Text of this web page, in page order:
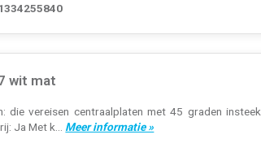
wit mat
vereisen centraalplaten met 45 graden insteek.
Ja Met k... Meer informatie »